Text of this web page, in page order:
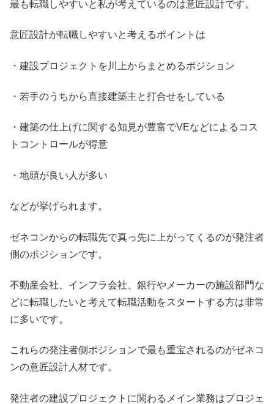
最も転職しやすいと私が考えているのは意匠設計です。
意匠設計が転職しやすいと考えるポイントは
・建設プロジェクトを川上からまとめるポジション
・若手のうちから直接建築主と打合せをしている
・建築の仕上げに関する知見が豊富でVEなどによるコス
トコントロールが得意
・地頭が良い人が多い
などが挙げられます。
ゼネコンからの転職先で真っ先に上がってくるのが発注者
側のポジションです。
不動産会社、インフラ会社、銀行やメーカーの施設部門な
どに転職したいと考えて転職活動をスタートする方は非常
に多いです。
これらの発注者側ポジションで最も重宝されるのがゼネコ
ンの意匠設計人材です。
発注者の建設プロジェクトに関わるメイン業務はプロジェ